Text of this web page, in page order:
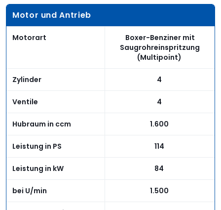
Motor und Antrieb
Motorart
Boxer-Benziner mit
Saugrohreinspritzung
(Multipoint)
Zylinder 4
Ventile 4
Hubraum in ccm 1.600
Leistung in PS 114
Leistung in kW 84
bei U/min 1.500